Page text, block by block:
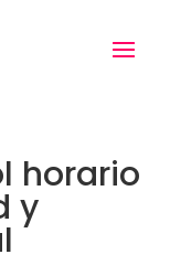
horario
y